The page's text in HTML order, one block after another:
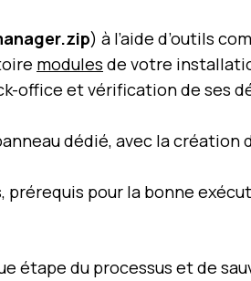
) à l’aide d’outils
modules de votre
office et vérification de ses
dédié, avec la création
prérequis pour la bonne
étape du processus et de